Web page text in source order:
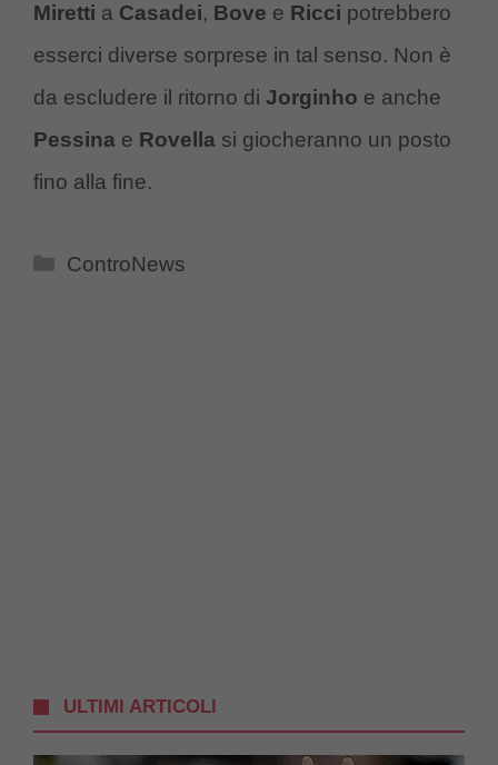
Miretti a Casadei, Bove e Ricci potrebbero
esserci diverse sorprese in tal senso. Non è
da escludere il ritorno di Jorginho e anche
Pessina e Rovella si giocheranno un posto
fino alla fine.
Categorie
ControNews
ULTIMI ARTICOLI